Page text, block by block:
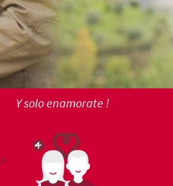
Y solo enamorate !